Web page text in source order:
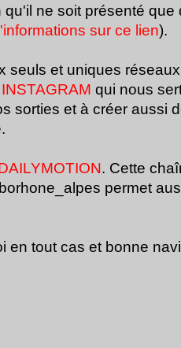
qu'il ne soit présenté
sur ce lien).
seuls et uniques
qui nous
sorties et à créer aussi
. Cette
permet
en tout cas et bonne